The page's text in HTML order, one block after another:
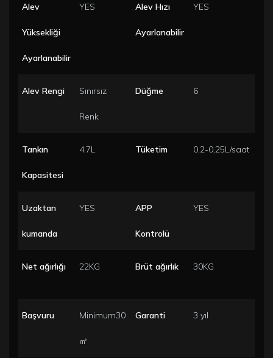
Alev
Yüksekliği
Ayarlanabilir
YES Alev Hızı
Ayarlanabilir
YES
Alev Rengi Sınırsız
Renk
Düğme 6
Tankın
Kapasitesi
4.7L Tüketim 0,2-0,25L/saat
Uzaktan
kumanda
YES APP
Kontrolü
YES
Net ağırlığı 22KG Brüt ağırlık 30KG
Başvuru Minimum30
㎡
Garanti 3 yıl